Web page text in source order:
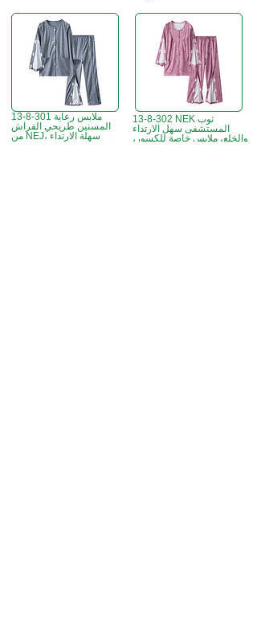
13-8-301 ملابس رعاية
المسنين طريحي الفراش
من NEJ، سهلة الارتداء
13-8-302 NEK ثوب
المستشفى سهل الارتداء
والخلع، ملابس خاصة للكسور،